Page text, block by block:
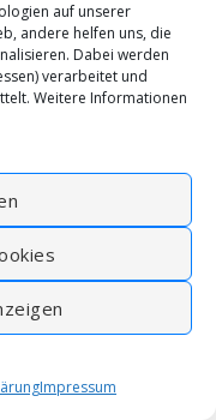
auf unserer
andere helfen uns, die
Dabei werden
verarbeitet und
Weitere Informationen
Impressum
vonAnonym.